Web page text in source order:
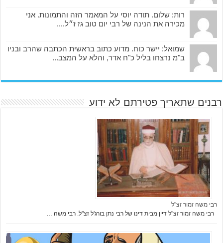
רות: שלום. תודה יוסי על המאמר הזה והתמונות. אני
מכירה את הנינה של רבי יום טוב גז ז״ל....
שמואל: יישר כוח. מדוע כתוב בראשית הכתבה שהרב ובניו
ב"מ נרצחו בליל כ"ח אדר, והלא על המצב...
רבנים שתאריך פטירתם לא ידוע
רבי משה זמור זצ"ל
רבי משה זמור זצ"ל דיין מבית דינו של רבי נתן בורג'ל זצ"ל. רבי משה …